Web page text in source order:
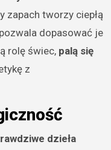
zapach tworzy ciepłą
dopasować je
rolę świec, palą się
z
dzieła